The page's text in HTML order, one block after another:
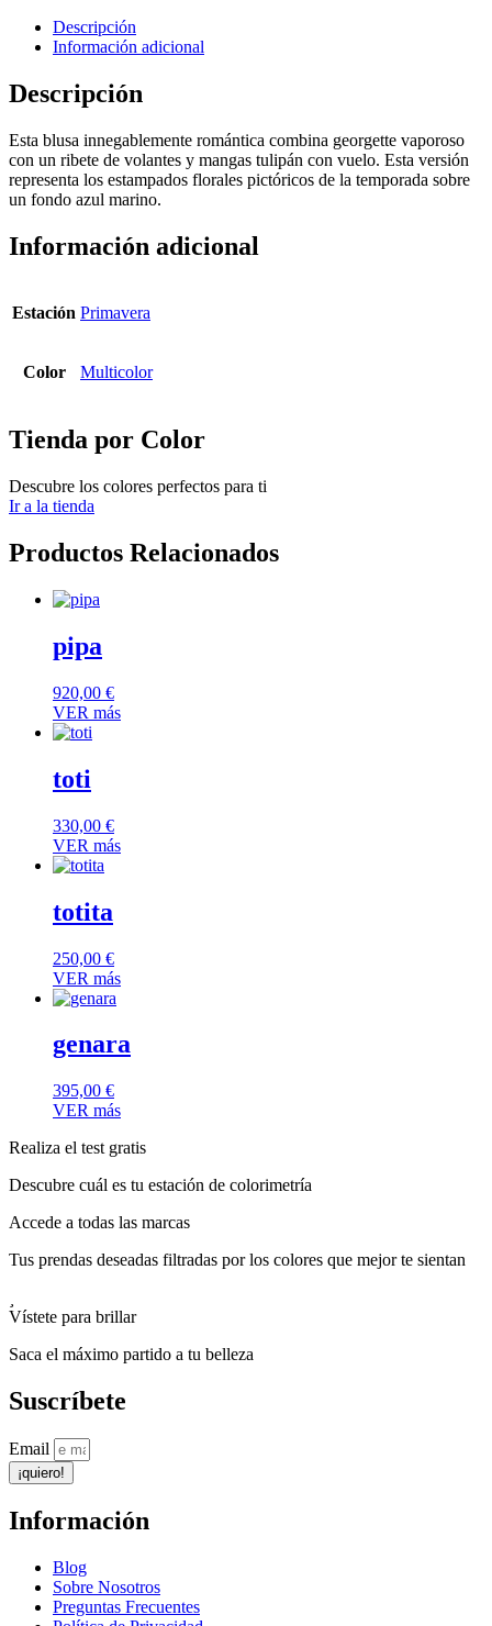
Descripción
Información adicional
Descripción
Esta blusa innegablemente romántica combina georgette vaporoso
con un ribete de volantes y mangas tulipán con vuelo. Esta versión
representa los estampados florales pictóricos de la temporada sobre
un fondo azul marino.
Información adicional
Estación Primavera
Color Multicolor
Tienda por Color
Descubre los colores perfectos para ti
Ir a la tienda
Productos Relacionados
pipa
920,00 €
VER más
toti
330,00 €
VER más
totita
250,00 €
VER más
genara
395,00 €
VER más
Realiza el test gratis
Descubre cuál es tu estación de colorimetría
Accede a todas las marcas
Tus prendas deseadas filtradas por los colores que mejor te sientan
Vístete para brillar
Saca el máximo partido a tu belleza
Suscríbete
Email
¡quiero!
Información
Blog
Sobre Nosotros
Preguntas Frecuentes